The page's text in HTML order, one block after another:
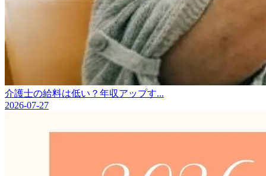
介護士の給料は低い？年収アップす...
2026-07-27